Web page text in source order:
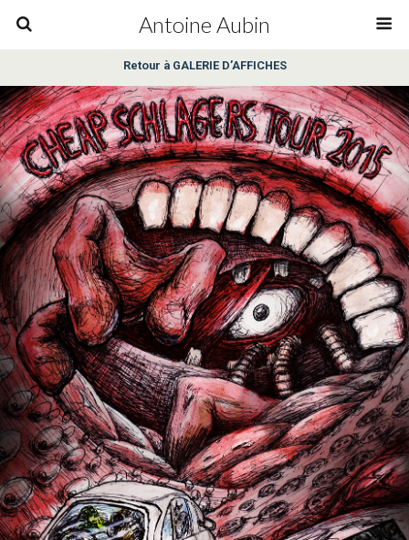
Antoine Aubin
Retour à GALERIE D’AFFICHES